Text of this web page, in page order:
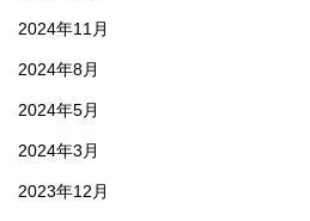
2024年11月
2024年8月
2024年5月
2024年3月
2023年12月